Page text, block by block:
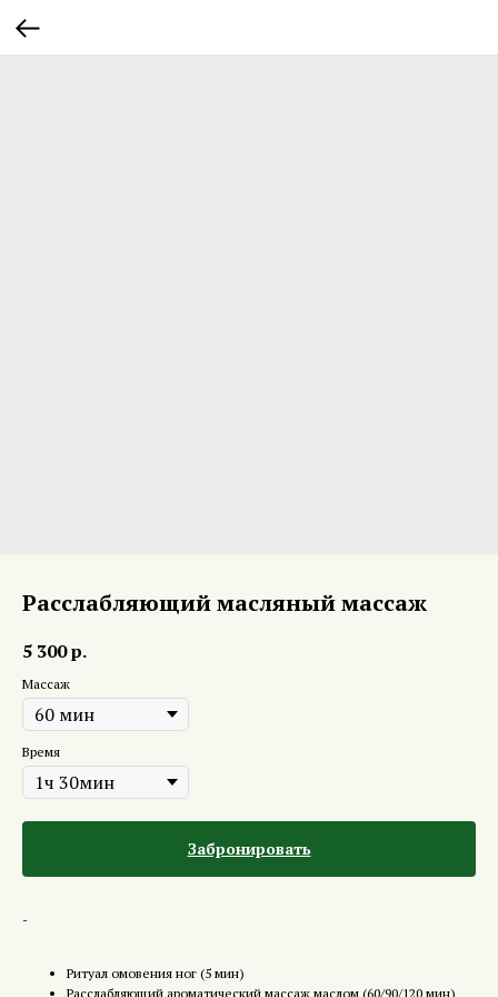
Расслабляющий масляный массаж
5 300р.
Массаж
Время
Забронировать
-
Ритуал омовения ног (5 мин)
Расслабляющий ароматический массаж маслом (60/90/120 мин)